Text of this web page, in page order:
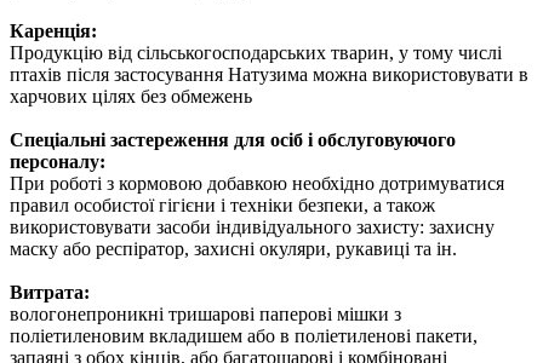
Каренція:
Продукцію від сільськогосподарських тварин, у тому числі
птахів після застосування Натузима можна використовувати в
харчових цілях без обмежень
Спеціальні застереження для осіб і обслуговуючого
персоналу:
При роботі з кормовою добавкою необхідно дотримуватися
правил особистої гігієни і техніки безпеки, а також
використовувати засоби індивідуального захисту: захисну
маску або респіратор, захисні окуляри, рукавиці та ін.
Витрата:
вологонепроникні тришарові паперові мішки з
поліетиленовим вкладишем або в поліетиленові пакети,
запаяні з обох кінців, або багатошарові і комбіновані